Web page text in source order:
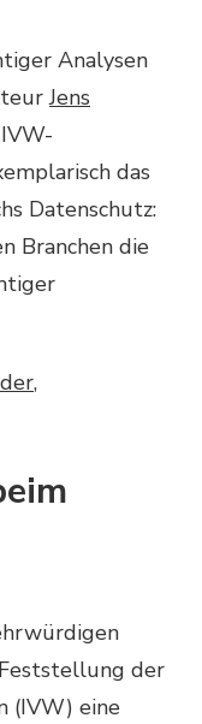
Analysen
Jens
das
Datenschutz:
Branchen die
,
der
(IVW) eine